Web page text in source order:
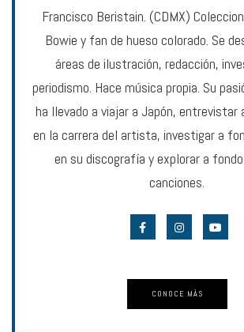
Francisco Beristain. (CDMX)
Bowie y fan de hueso colorado. Se
áreas de ilustración, redacción,
periodismo. Hace música propia. Su
ha llevado a viajar a Japón, entrevistar
en la carrera del artista, investigar a
en su discografía y explorar a
canciones.
CONOCE MÁS